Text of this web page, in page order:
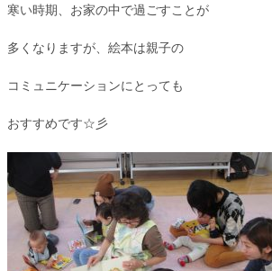
寒い時期、お家の中で過ごすことが
多くなりますが、絵本は親子の
コミュニケーションにとっても
おすすめです☆彡